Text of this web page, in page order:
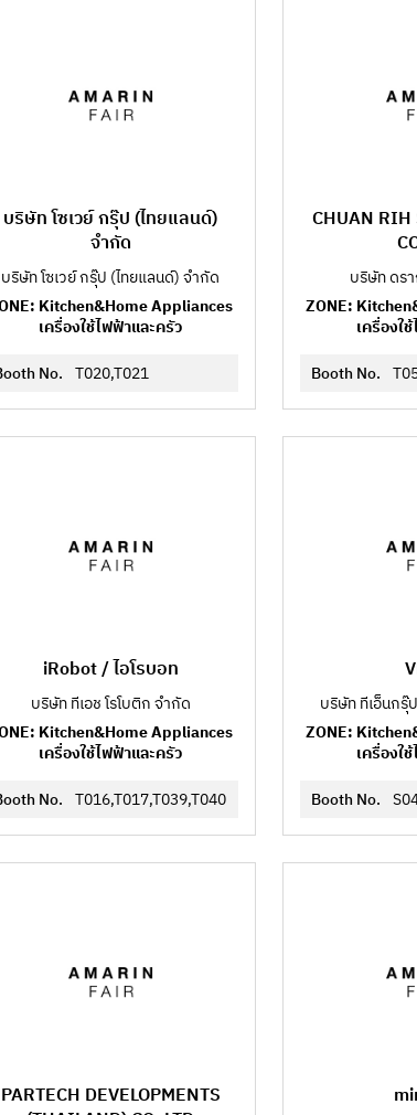
บริษัท โซเวย์ กรุ๊ป (ไทยแลนด์)
จำกัด
บริษัท โซเวย์ กรุ๊ป (ไทยแลนด์) จำกัด
Kitchen&Home Appliances
เครื่องใช้ไฟฟ้าและครัว
No. T020,T021
CHUAN
บริษัท ดร
ZONE:
เครื่องใ
Booth No.
iRobot / ไอโรบอท
บริษัท ทีเอช โรโบติก จำกัด
Kitchen&Home Appliances
เครื่องใช้ไฟฟ้าและครัว
No. T016,T017,T039,T040
บริษัท ทีเอ็นกรุ๊
ZONE:
เครื่องใ
Booth No.
PARTECH DEVELOPMENTS